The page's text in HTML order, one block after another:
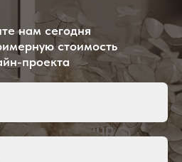
нам сегодня
стоимость
проекта